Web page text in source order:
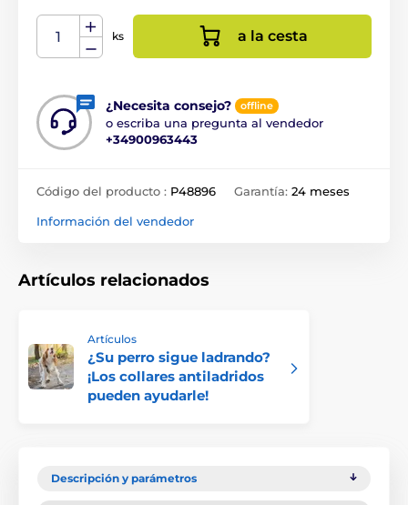
ks a la cesta
¿Necesita consejo? offline
o escriba una pregunta al vendedor
+34900963443
Código del producto : P48896 Garantía: 24 meses
Información del vendedor
Artículos relacionados
Artículos
¿Su perro sigue ladrando?
¡Los collares antiladridos
pueden ayudarle!
Descripción y parámetros